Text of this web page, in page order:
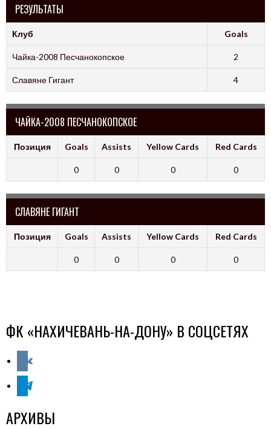
РЕЗУЛЬТАТЫ
Клуб Goals
Чайка-2008 Песчанокопское 2
Славяне Гигант 4
ЧАЙКА-2008 ПЕСЧАНОКОПСКОЕ
Позиция Goals Assists Yellow Cards Red Cards
0 0 0 0
СЛАВЯНЕ ГИГАНТ
Позиция Goals Assists Yellow Cards Red Cards
0 0 0 0
ФК «НАХИЧЕВАНЬ-НА-ДОНУ» В СОЦСЕТЯХ
telegram
АРХИВЫ